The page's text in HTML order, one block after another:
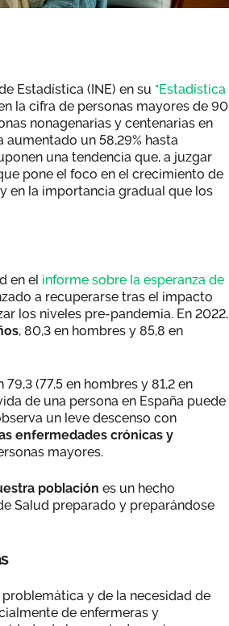
Estadística (INE) en su "Estadística
la cifra de personas mayores de 90
nonagenarias y centenarias en
aumentado un 58,29% hasta
una tendencia que, a juzgar
pone el foco en el crecimiento de
en la importancia gradual que los
en el informe sobre la esperanza de
a recuperarse tras el impacto
los niveles pre-pandemia. En 2022,
, 80,3 en hombres y 85,8 en
(77,5 en hombres y 81,2 en
de una persona en España puede
un leve descenso con
enfermedades crónicas y
mayores.
población es un hecho
Salud preparado y preparándose
y de la necesidad de
de enfermeras y